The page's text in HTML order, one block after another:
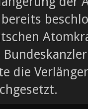
bereits
die